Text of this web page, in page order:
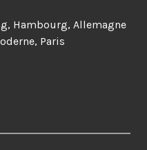
Hambourg, Allemagne
Paris